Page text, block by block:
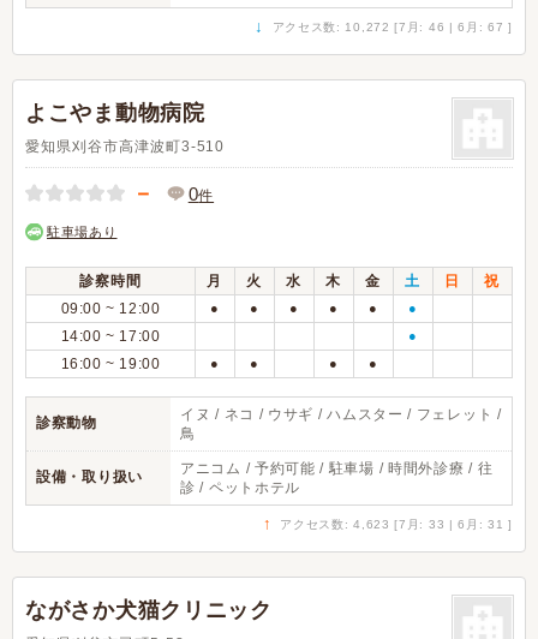
↓ アクセス数: 10,272 [7月: 46 | 6月: 67 ]
よこやま動物病院
愛知県刈谷市高津波町3-510
－ 0件
駐車場あり
診察時間 月 火 水 木 金 土 日
祝
09:00 ~ 12:00
● ● ● ● ● ●
14:00 ~ 17:00 ●
16:00 ~ 19:00 ● ● ● ●
診察動物
イヌ / ネコ / ウサギ / ハムスター / フェレット /
鳥
設備・取り扱い
アニコム / 予約可能 / 駐車場 / 時間外診療 / 往
診 / ペットホテル
↑ アクセス数: 4,623 [7月: 33 | 6月: 31 ]
ながさか犬猫クリニック